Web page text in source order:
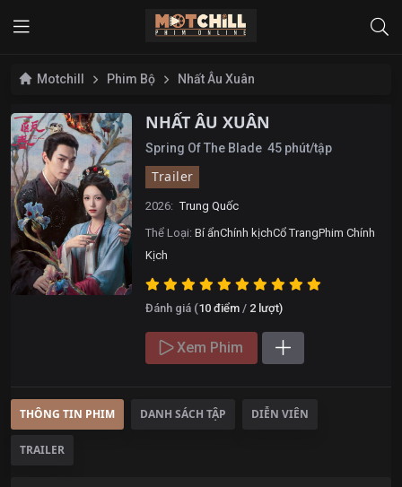
Motchill Phim Bộ Nhất Âu Xuân
NHẤT ÂU XUÂN
Spring Of The Blade 45 phút/tập
Trailer
2026: Trung Quốc
Thể Loại: Bí ẩnChính kịchCổ TrangPhim Chính
Kịch
Đánh giá (10 điểm / 2 lượt)
Xem Phim
THÔNG TIN PHIM DANH SÁCH TẬP DIỄN VIÊN
TRAILER